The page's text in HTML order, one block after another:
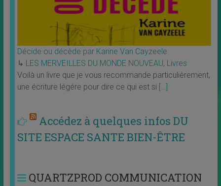
Décide ou décède par Karine Van Cayzeele
↳ LES MERVEILLES DU MONDE NOUVEAU, Livres
Voilà un livre que je vous recommande particulièrement,
une écriture légére pour dire ce qui est si […]
Accédez à quelques infos DU
SITE ESPACE SANTE BIEN-ÊTRE
QUARTZPROD COMMUNICATION